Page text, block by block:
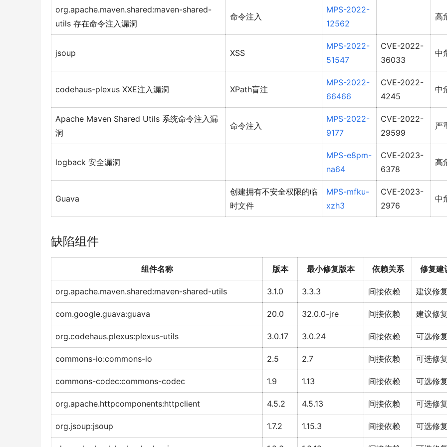
org.apache.maven.shared:maven-shared-
utils 存在命令注入漏洞
命令注入
MPS-2022-
12562
高
jsoup XSS
MPS-2022-
51547
CVE-2022-
36033
中
codehaus-plexus XXE注入漏洞 XPath盲注
MPS-2022-
66466
CVE-2022-
4245
中
Apache Maven Shared Utils 系统命令注入漏
洞
命令注入
MPS-2022-
9177
CVE-2022-
29599
严
logback 安全漏洞
MPS-e8pm-
na64
CVE-2023-
6378
高
Guava
创建拥有不安全权限的临
时文件
MPS-mfku-
xzh3
CVE-2023-
2976
中
缺陷组件
组件名称 版本 最小修复版本 依赖关系 修复建
org.apache.maven.shared:maven-shared-utils 3.1.0 3.3.3 间接依赖 建议修复
com.google.guava:guava 20.0 32.0.0-jre 间接依赖 建议修复
org.codehaus.plexus:plexus-utils 3.0.17 3.0.24 间接依赖 可选修复
commons-io:commons-io 2.5 2.7 间接依赖 可选修复
commons-codec:commons-codec 1.9 1.13 间接依赖 可选修复
org.apache.httpcomponents:httpclient 4.5.2 4.5.13 间接依赖 可选修复
org.jsoup:jsoup 1.7.2 1.15.3 间接依赖 可选修复